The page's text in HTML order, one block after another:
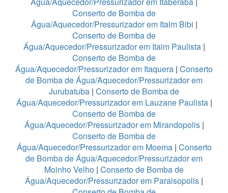
Conserto de Bomba de
Água/Aquecedor/Pressurizador em Itaim Bibi |
Conserto de Bomba de
Água/Aquecedor/Pressurizador em Itaim Paulista |
Conserto de Bomba de
Água/Aquecedor/Pressurizador em Itaquera | Conserto
de Bomba de Água/Aquecedor/Pressurizador em
Jurubatuba | Conserto de Bomba de
Água/Aquecedor/Pressurizador em Lauzane Paulista |
Conserto de Bomba de
Água/Aquecedor/Pressurizador em Mirandopolis|
Conserto de Bomba de
Água/Aquecedor/Pressurizador em Moema| Conserto
de Bomba de Água/Aquecedor/Pressurizador em
Moinho Velho | Conserto de Bomba de
Água/Aquecedor/Pressurizador em Paraisopolis |